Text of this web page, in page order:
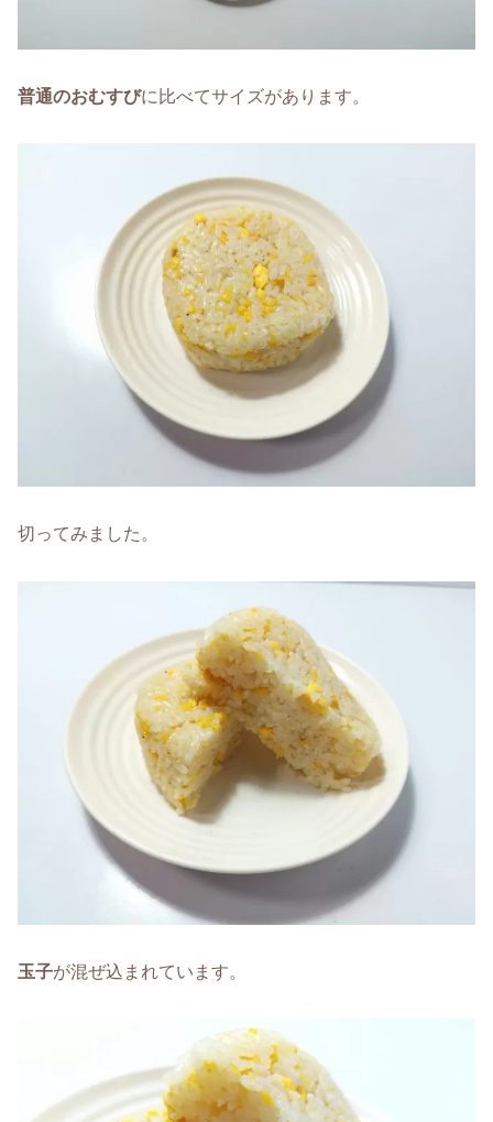
普通のおむすびに比べてサイズがあります。
切ってみました。
玉子が混ぜ込まれています。